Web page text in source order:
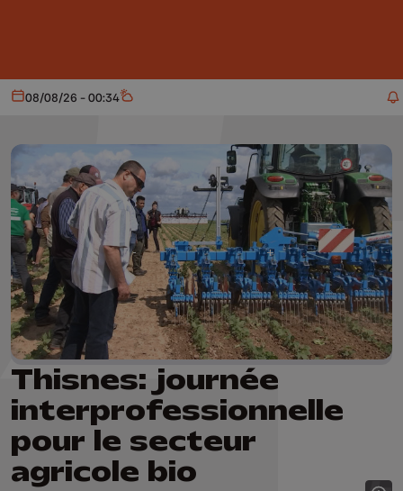
Aujourd'hui
08/08/26 - 00:34 Météo
Thisnes: journée
interprofessionnelle
pour le secteur
agricole bio